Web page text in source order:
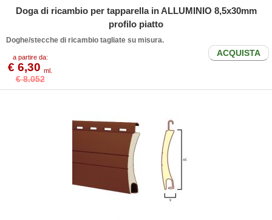
Doga di ricambio per tapparella in ALLUMINIO 8,5x30mm
profilo piatto
Doghe/stecche di ricambio tagliate su misura.
a partire da:
€ 6,30 ml.
€ 8.052
ACQUISTA